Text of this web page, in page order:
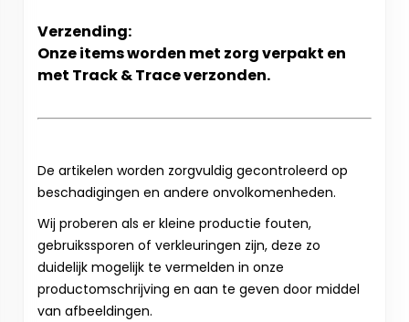
Verzending:
Onze items worden met zorg verpakt en
met Track & Trace verzonden.
De artikelen worden zorgvuldig gecontroleerd op
beschadigingen en andere onvolkomenheden.
Wij proberen als er kleine productie fouten,
gebruikssporen of verkleuringen zijn, deze zo
duidelijk mogelijk te vermelden in onze
productomschrijving en aan te geven door middel
van afbeeldingen.